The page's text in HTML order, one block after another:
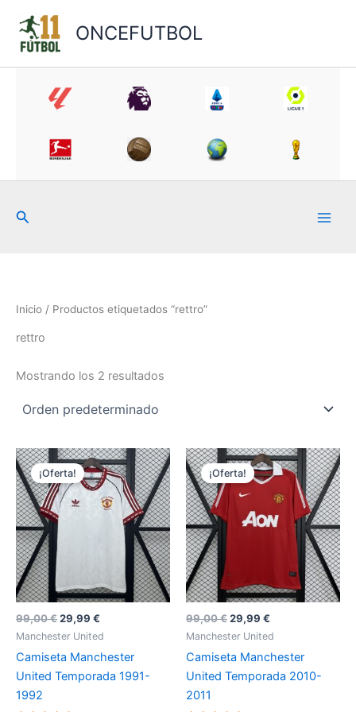
contenido
ONCEFUTBOL
Buscar
Inicio / Productos etiquetados “rettro”
rettro
Mostrando los 2 resultados
99,00€El
precio
original
era:
99,00 €.
29,99 €
precio
actual
es:
29,99 €.
¡Oferta!
Manchester United
Camiseta Manchester
United Temporada 1991-
1992
99,00€El
precio
original
era:
99,00 €.
29,99 €
precio
actual
es:
29,99 €.
¡Oferta!
Manchester United
Camiseta Manchester
United Temporada 2010-
2011